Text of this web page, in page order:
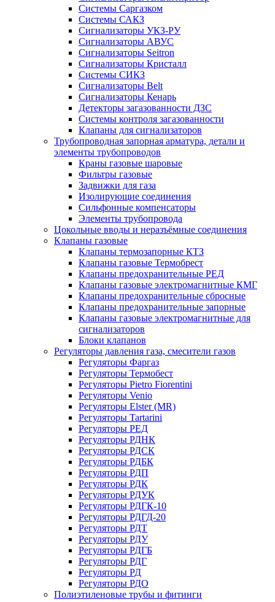
Системы Саргазком
Системы САКЗ
Сигнализаторы УКЗ-РУ
Сигнализаторы АВУС
Сигнализаторы Seitron
Сигнализаторы Кристалл
Системы СИКЗ
Сигнализаторы Belt
Сигнализаторы Кенарь
Детекторы загазованности ДЗС
Системы контроля загазованности
Клапаны для сигнализаторов
Трубопроводная запорная арматура, детали и
элементы трубопроводов
Краны газовые шаровые
Фильтры газовые
Задвижки для газа
Изолирующие соединения
Сильфонные компенсаторы
Элементы трубопровода
Цокольные вводы и неразъёмные соединения
Клапаны газовые
Клапаны термозапорные КТЗ
Клапаны газовые Термобрест
Клапаны предохранительные РЕД
Клапаны газовые электромагнитные КМГ
Клапаны предохранительные сбросные
Клапаны предохранительные запорные
Клапаны газовые электромагнитные для
сигнализаторов
Блоки клапанов
Регуляторы давления газа, смесители газов
Регуляторы Фаргаз
Регуляторы Термобест
Регуляторы Pietro Fiorentini
Регуляторы Venio
Регуляторы Elster (MR)
Регуляторы Tartarini
Регуляторы РЕД
Регуляторы РДНК
Регуляторы РДСК
Регуляторы РДБК
Регуляторы РДП
Регуляторы РДК
Регуляторы РДУК
Регуляторы РДГК-10
Регуляторы РДГД-20
Регуляторы РДТ
Регуляторы РДУ
Регуляторы РДГБ
Регуляторы РДГ
Регуляторы РД
Регуляторы РДО
Полиэтиленовые трубы и фитинги